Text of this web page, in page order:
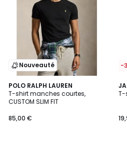
Nouveauté
POLO RALPH LAUREN
T-shirt manches courtes,
CUSTOM SLIM FIT
85,00 €
-
T-
2